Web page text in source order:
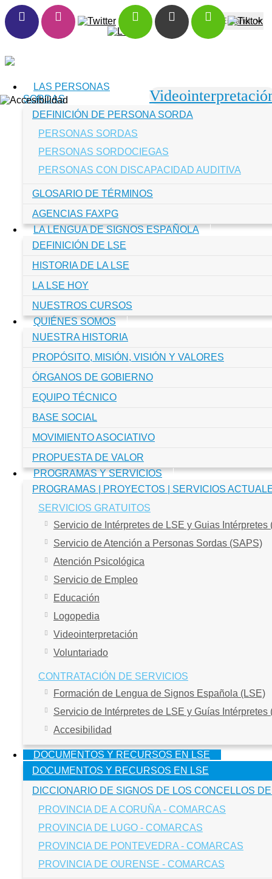
LAS PERSONAS
SORDAS
DEFINICIÓN DE PERSONA SORDA
PERSONAS SORDAS
PERSONAS SORDOCIEGAS
PERSONAS CON DISCAPACIDAD AUDITIVA
GLOSARIO DE TÉRMINOS
AGENCIAS FAXPG
LA LENGUA DE SIGNOS ESPAÑOLA
DEFINICIÓN DE LSE
HISTORIA DE LA LSE
LA LSE HOY
NUESTROS CURSOS
QUIÉNES SOMOS
NUESTRA HISTORIA
PROPÓSITO, MISIÓN, VISIÓN Y VALORES
ÓRGANOS DE GOBIERNO
EQUIPO TÉCNICO
BASE SOCIAL
MOVIMIENTO ASOCIATIVO
PROPUESTA DE VALOR
PROGRAMAS Y SERVICIOS
PROGRAMAS | PROYECTOS | SERVICIOS
SERVICIOS GRATUITOS
Servicio de Intérpretes de LSE y Guias Intérpretes
Servicio de Atención a Personas Sordas (SAPS)
Atención Psicológica
Servicio de Empleo
Educación
Logopedia
Videointerpretación
Voluntariado
CONTRATACIÓN DE SERVICIOS
Formación de Lengua de Signos Española (LSE)
Servicio de Intérpretes de LSE y Guías Intérpretes
Accesibilidad
DOCUMENTOS Y RECURSOS EN LSE
DOCUMENTOS Y RECURSOS EN LSE
DICCIONARIO DE SIGNOS DE LOS CONCELLOS
PROVINCIA DE A CORUÑA - COMARCAS
PROVINCIA DE LUGO - COMARCAS
PROVINCIA DE PONTEVEDRA - COMARCAS
PROVINCIA DE OURENSE - COMARCAS